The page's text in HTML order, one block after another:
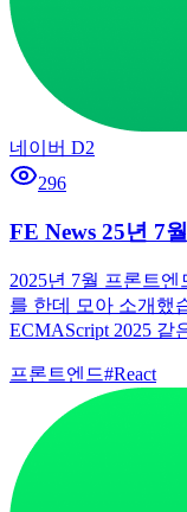
네이버 D2
296
FE News 25년 7
2025년 7월 프론트
를 한데 모아 소개했
ECMAScript 2025 같
프론트엔드#React